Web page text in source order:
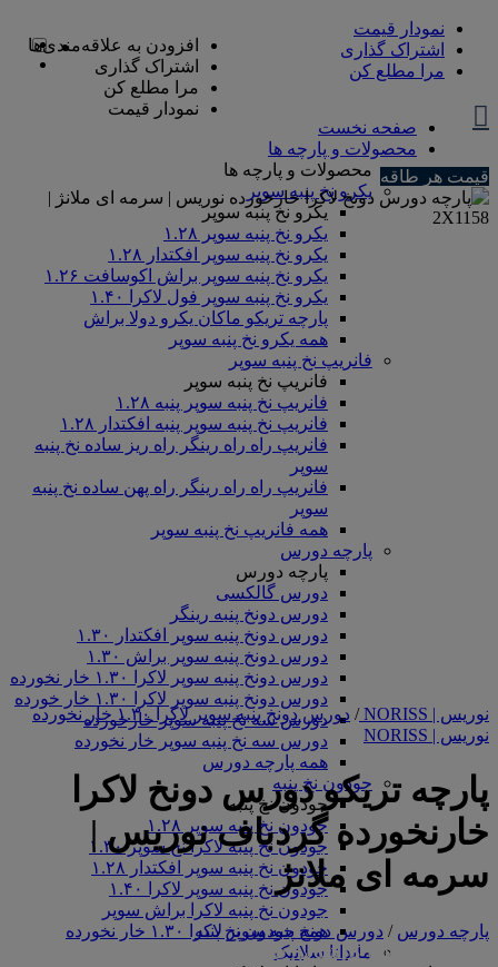
نمودار قیمت
اشتراک گذاری
مرا مطلع کن
صفحه نخست
محصولات و پارچه ها
محصولات و پارچه ها
یکرو نخ پنبه سوپر
یکرو نخ پنبه سوپر
یکرو نخ پنبه سوپر ۱.۲۸
یکرو نخ پنبه سوپر افکتدار ۱.۲۸
یکرو نخ پنبه سوپر براش اکوسافت ۱.۲۶
یکرو نخ پنبه سوپر فول لاکرا ۱.۴۰
پارچه تریکو ماکان یکرو دولا براش
همه یکرو نخ پنبه سوپر
فانریپ نخ پنبه سوپر
فانریپ نخ پنبه سوپر
فانریپ نخ پنبه سوپر پنبه ۱.۲۸
فانریپ نخ پنبه سوپر پنبه افکتدار ۱.۲۸
فانریپ راه راه رینگر راه ریز ساده نخ پنبه
سوپر
فانریپ راه راه رینگر راه پهن ساده نخ پنبه
سوپر
همه فانریپ نخ پنبه سوپر
پارچه دورس
پارچه دورس
دورس گالکسی
دورس دونخ پنبه رینگر
دورس دونخ پنبه سوپر افکتدار ۱.۳۰
دورس دونخ پنبه سوپر براش ۱.۳۰
دورس دونخ پنبه سوپر لاکرا ۱.۳۰ خار نخورده
دورس دونخ پنبه سوپر لاکرا ۱.۳۰ خار خورده
دورس سه نخ پنبه سوپر خارخورده
دورس سه نخ پنبه سوپر خار نخورده
همه پارچه دورس
جودون نخ پنبه
جودون نخ پنبه
جودون نخ پنبه سوپر ۱.۲۸
جودون نخ پنبه لاکرا نخ سوپر ۱.۳۰
جودون نخ پنبه سوپر افکتدار ۱.۲۸
جودون نخ پنبه سوپر لاکرا ۱.۴۰
جودون نخ پنبه لاکرا براش سوپر
همه جودون نخ پنبه
ماندانا سلانیک
قیمت هر طاقه
افزودن به علاقه‌مندی‌ها
اشتراک گذاری
مرا مطلع کن
نمودار قیمت
نوریس | NORISS /
دورس دونخ پنبه سوپر لاکرا ۱.۳۰ خار نخورده
نوریس | NORISS
پارچه تریکو دورس دونخ لاکرا
خارنخورده گردباف نوریس |
سرمه ای ملانژ
پارچه دورس / دورس دونخ پنبه سوپر لاکرا ۱.۳۰ خار نخورده